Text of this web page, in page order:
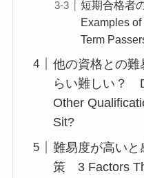
短期合格者
Examples
Term
他の資格との難
らい難しい？
Other
Sit?
難易度が高い
策 3 Factors